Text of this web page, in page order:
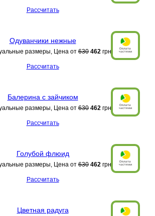
Рассчитать
Одуванчики нежные
размеры, Цена от 630 462 грн
Рассчитать
Балерина с зайчиком
размеры, Цена от 630 462 грн
Рассчитать
Голубой флюид
размеры, Цена от 630 462 грн
Рассчитать
Цветная радуга